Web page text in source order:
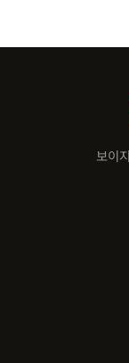
보이